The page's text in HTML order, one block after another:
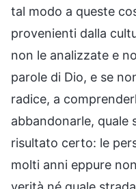
tal modo a queste
provenienti dalla
non le analizzate e
parole di Dio, e se
radice, a
abbandonarle, quale
risultato certo: le
molti anni eppure